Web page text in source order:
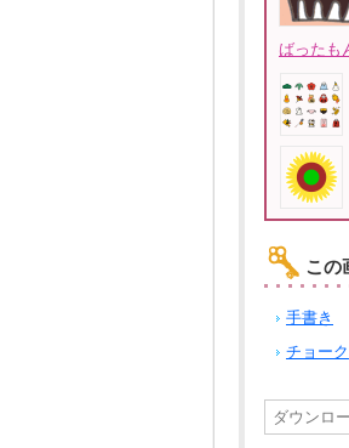
ばったも
この
手書き
チョーク